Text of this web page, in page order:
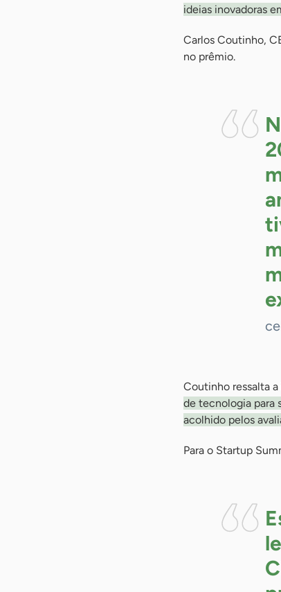
ideias inovadoras
Carlos Coutinho,
no prêmio.
Coutinho ressalta
de tecnologia para
acolhido pelos
Para o Startup